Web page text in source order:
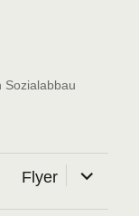
Sozialabbau
Flyer öffnen